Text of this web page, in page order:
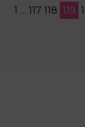
1 … 117 118 119